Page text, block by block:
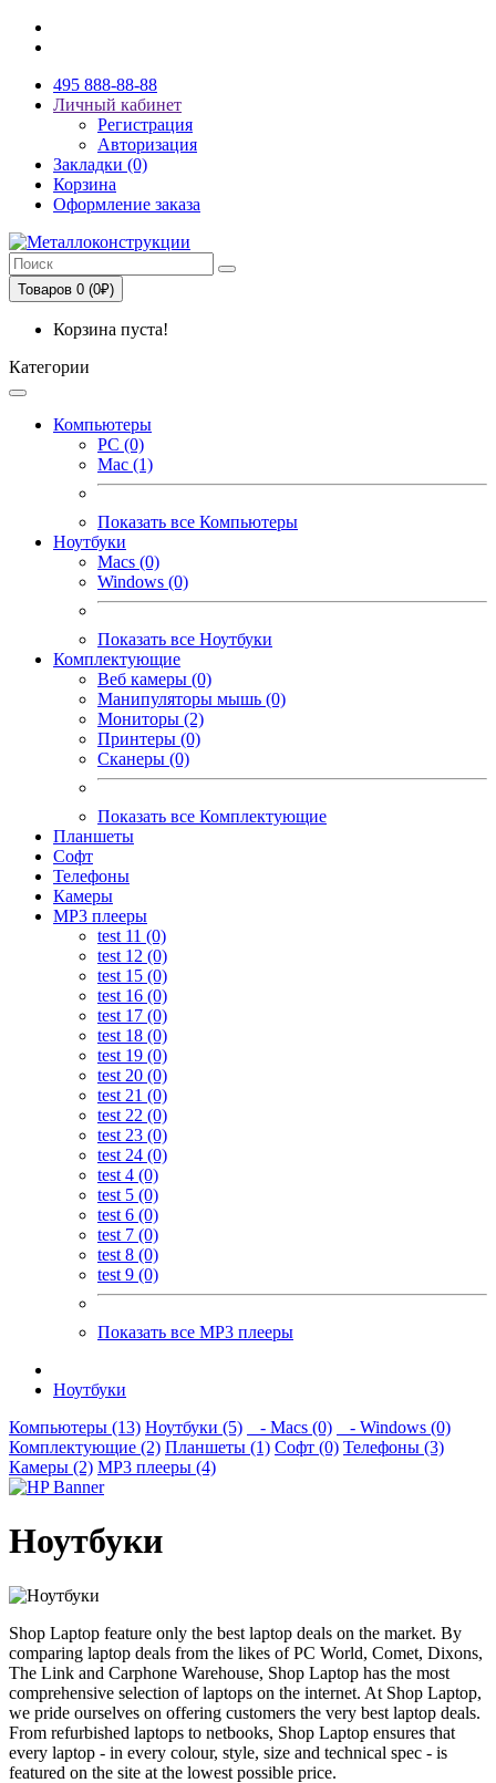
495 888-88-88
Личный кабинет
Регистрация
Авторизация
Закладки (0)
Корзина
Оформление заказа
Товаров 0 (0₽)
Корзина пуста!
Категории
Компьютеры
PC (0)
Mac (1)
Показать все Компьютеры
Ноутбуки
Macs (0)
Windows (0)
Показать все Ноутбуки
Комплектующие
Веб камеры (0)
Манипуляторы мышь (0)
Мониторы (2)
Принтеры (0)
Сканеры (0)
Показать все Комплектующие
Планшеты
Софт
Телефоны
Камеры
MP3 плееры
test 11 (0)
test 12 (0)
test 15 (0)
test 16 (0)
test 17 (0)
test 18 (0)
test 19 (0)
test 20 (0)
test 21 (0)
test 22 (0)
test 23 (0)
test 24 (0)
test 4 (0)
test 5 (0)
test 6 (0)
test 7 (0)
test 8 (0)
test 9 (0)
Показать все MP3 плееры
Ноутбуки
Компьютеры (13) Ноутбуки (5) - Macs (0)
- Windows (0)
Комплектующие (2) Планшеты (1) Софт (0) Телефоны (3)
Камеры (2) MP3 плееры (4)
Ноутбуки
Shop Laptop feature only the best laptop deals on the market. By
comparing laptop deals from the likes of PC World, Comet, Dixons,
The Link and Carphone Warehouse, Shop Laptop has the most
comprehensive selection of laptops on the internet. At Shop Laptop,
we pride ourselves on offering customers the very best laptop deals.
From refurbished laptops to netbooks, Shop Laptop ensures that
every laptop - in every colour, style, size and technical spec - is
featured on the site at the lowest possible price.